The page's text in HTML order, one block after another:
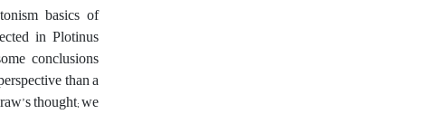
basics of
in Plotinus
conclusions
than a
thought; we